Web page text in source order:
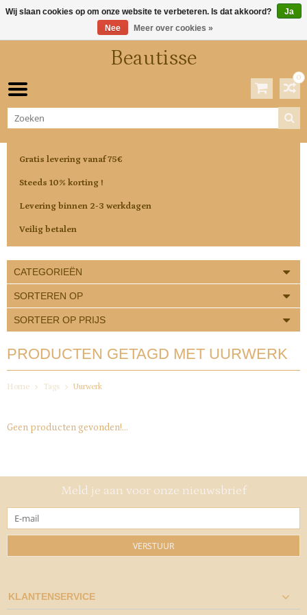
Beautisse
0
Gratis levering vanaf 75€
Steeds 10% korting !
Levering binnen 2-3 werkdagen
Veilig betalen
CATEGORIEËN
SORTEREN OP
SORTEER OP PRIJS
PRODUCTEN GETAGD MET UURWERK
Home Tags Uurwerk
Geen producten gevonden!...
Meld je aan voor onze nieuwsbrief
VERSTUUR
KLANTENSERVICE
Wij slaan cookies op om onze website te verbeteren. Is dat akkoord?
Ja
Nee
Meer over cookies »